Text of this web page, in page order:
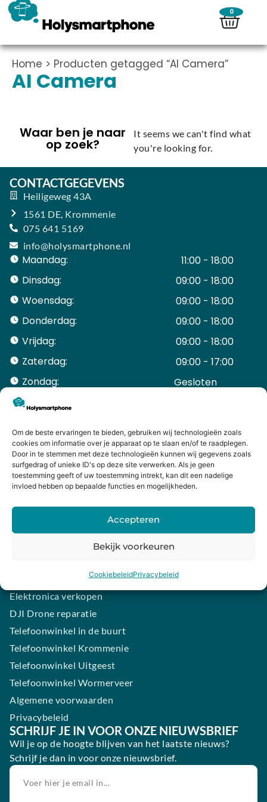
Om de beste ervaringen te bieden, gebruiken wij technologieën zoals
cookies om informatie over je apparaat op te slaan en/of te raadplegen.
Door in te stemmen met deze technologieën kunnen wij gegevens zoals
surfgedrag of unieke ID's op deze site verwerken. Als je geen
toestemming geeft of uw toestemming intrekt, kan dit een nadelige
invloed hebben op bepaalde functies en mogelijkheden.
Accepteren
Bekijk voorkeuren
CookiebeleidPrivacybeleid
0
Home > Producten getagged “AI Camera”
AI Camera
Waar ben je naar
op zoek?
It seems we can't find what
you're looking for.
CONTACTGEGEVENS
Heiligeweg 43A
1561 DE, Krommenie
075 641 5169
info@holysmartphone.nl
Maandag:
11:00 - 18:00
Dinsdag:
09:00 - 18:00
Woensdag:
09:00 - 18:00
Donderdag:
09:00 - 18:00
Vrijdag:
09:00 - 18:00
Zaterdag:
09:00 - 17:00
Zondag:
Gesloten ​ ​ ​ ​ ​ ​ ​
ACCOUNT
Mijn Account
Bestellingen
Mijn winkelwagen
HANDIGE LINKS
Levering en retourneren
Garantie
Contact
Samsung smartphone laten maken
Elektronica verkopen
DJI Drone reparatie
Telefoonwinkel in de buurt
Telefoonwinkel Krommenie
Telefoonwinkel Uitgeest
Telefoonwinkel Wormerveer
Algemene voorwaarden
Privacybeleid
SCHRIJF JE IN VOOR ONZE NIEUWSBRIEF
Wil je op de hoogte blijven van het laatste nieuws?
Schrijf je dan in voor onze nieuwsbrief.